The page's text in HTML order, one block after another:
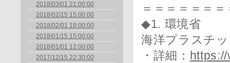
2018/03/01 21:00:00
2018/02/15 15:00:00
2018/02/01 18:00:00
2018/01/15 15:00:00
2018/01/01 12:00:00
2017/12/15 22:30:00
＝＝＝＝＝＝＝
◆1. 環境省
海洋プラスチ
・詳細：